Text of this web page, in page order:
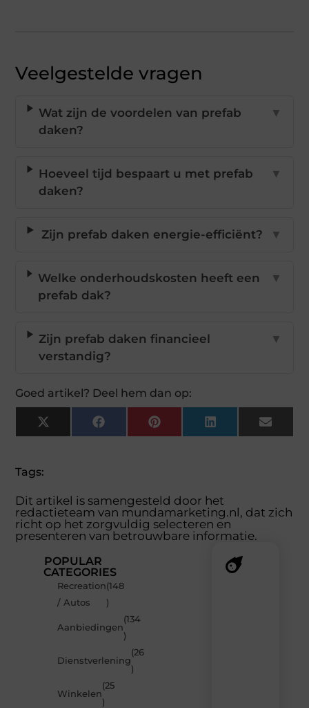
Veelgestelde vragen
Wat zijn de voordelen van prefab
daken?
▼
Hoeveel tijd bespaart u met prefab
daken?
▼
Zijn prefab daken energie-efficiënt? ▼
Welke onderhoudskosten heeft een
prefab dak?
▼
Zijn prefab daken financieel
verstandig?
▼
Goed artikel? Deel hem dan op:
X
(Twitter)
FacebookPinterestLinkedInEmail
Tags:
Dit artikel is samengesteld door het
redactieteam van mundamarketing.nl, dat zich
richt op het zorgvuldig selecteren en
presenteren van betrouwbare informatie.
POPULAR
CATEGORIES
Recreation
/ Autos
(148
)
Aanbiedingen
(134
)
Dienstverlening
(26
)
Winkelen
(25
)